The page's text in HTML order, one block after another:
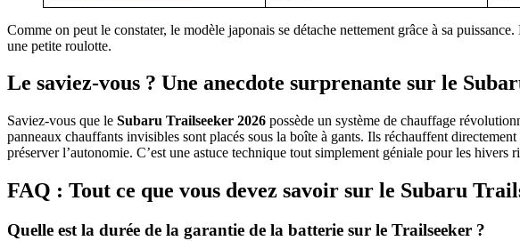
Comme on peut le constater, le modèle japonais se détache nettement grâce à sa
une petite roulotte.
Le saviez-vous ? Une anecdote surprenante sur le
Saviez-vous que le Subaru Trailseeker 2026 possède un système de chauffage
panneaux chauffants invisibles sont placés sous la boîte à gants. Ils réchauffent
préserver l’autonomie. C’est une astuce technique tout simplement géniale pour les hivers
FAQ : Tout ce que vous devez savoir sur le Subaru
Quelle est la durée de la garantie de la batterie sur le Trailseeker ?